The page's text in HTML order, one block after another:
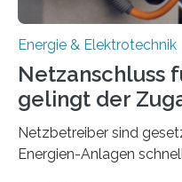
Energie & Elektrotechnik
Netzanschluss
gelingt der
Netzbetreiber sind
Energien-Anlagen